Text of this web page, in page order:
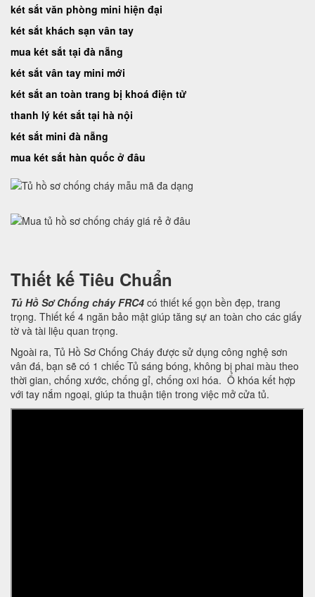
két sắt văn phòng mini hiện đại
két sắt khách sạn vân tay
mua két sắt tại đà nẵng
két sắt vân tay mini mới
két sắt an toàn trang bị khoá điện tử
thanh lý két sắt tại hà nội
két sắt mini đà nẵng
mua két sắt hàn quốc ở đâu
Thiết kế Tiêu Chuẩn
Tủ Hồ Sơ Chống cháy FRC4 có thiết kế gọn bền đẹp, trang
trọng. Thiết kế 4 ngăn bảo mật giúp tăng sự an toàn cho các giấy
tờ và tài liệu quan trọng.
Ngoài ra, Tủ Hồ Sơ Chống Cháy được sử dụng công nghệ sơn
vân đá, bạn sẽ có 1 chiếc Tủ sáng bóng, không bị phai màu theo
thời gian, chống xước, chống gỉ, chống oxi hóa. Ổ khóa kết hợp
với tay nắm ngoại, giúp ta thuận tiện trong việc mở cửa tủ.